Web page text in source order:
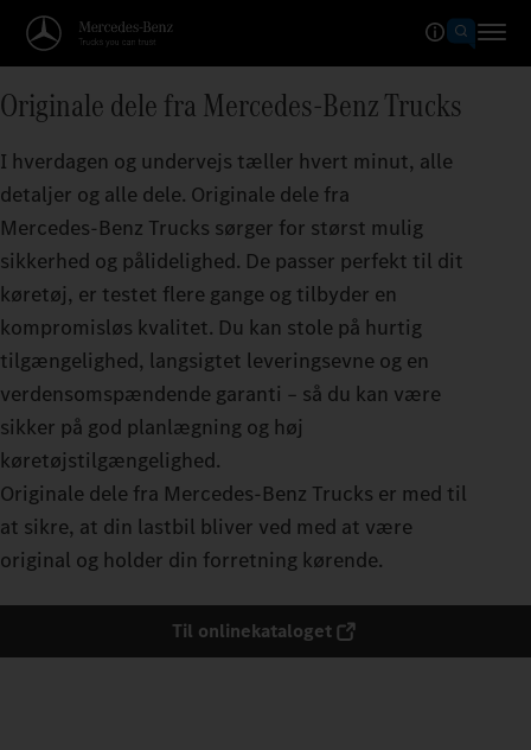
Originale dele fra Mercedes‑Benz Trucks
I hverdagen og undervejs tæller hvert minut, alle
detaljer og alle dele. Originale dele fra
Mercedes‑Benz Trucks sørger for størst mulig
sikkerhed og pålidelighed. De passer perfekt til dit
køretøj, er testet flere gange og tilbyder en
kompromisløs kvalitet. Du kan stole på hurtig
tilgængelighed, langsigtet leveringsevne og en
verdensomspændende garanti – så du kan være
sikker på god planlægning og høj
køretøjstilgængelighed.
Originale dele fra Mercedes‑Benz Trucks er med til
at sikre, at din lastbil bliver ved med at være
original og holder din forretning kørende.
Til onlinekataloget